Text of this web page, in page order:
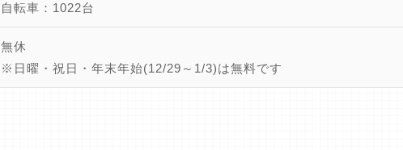
自転車：1022台
無休
※日曜・祝日・年末年始(12/29～1/3)は無料です